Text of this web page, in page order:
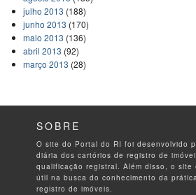
julho 2013 (188)
junho 2013 (170)
maio 2013 (136)
abril 2013 (92)
março 2013 (28)
SOBRE
O site do Portal do RI foi desenvolvido
diária dos cartórios de registro de
qualificação registral. Além disso, o site
útil na busca do conhecimento da
registro de imóveis.